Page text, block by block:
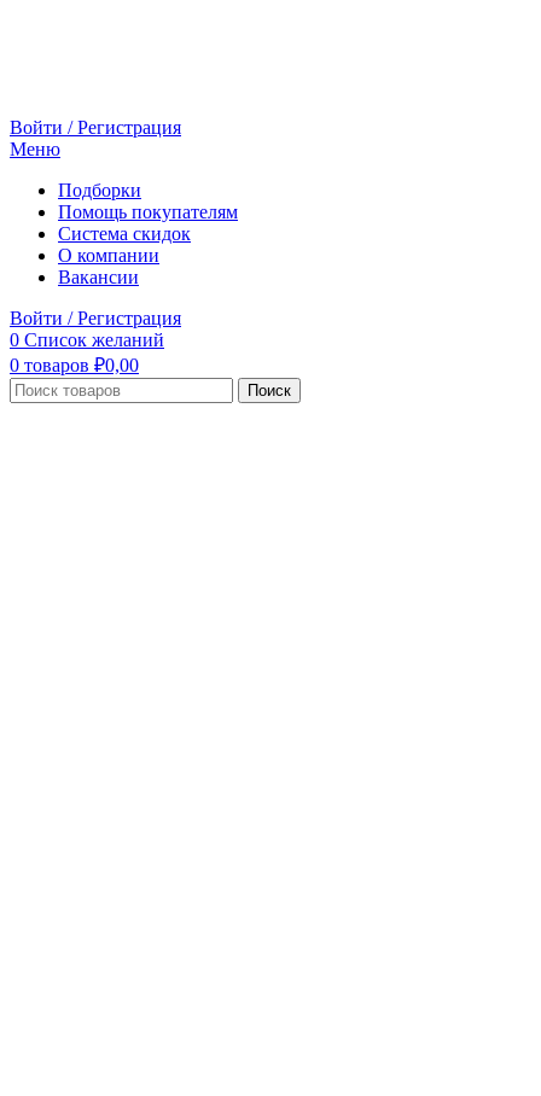
Войти / Регистрация
Меню
Подборки
Помощь покупателям
Система скидок
О компании
Вакансии
Войти / Регистрация
0 Список желаний
0 товаров ₽0,00
Поиск